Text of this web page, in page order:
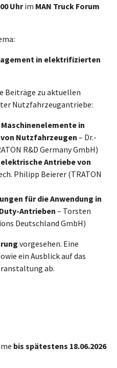
Uhrim MAN Truck Forum
in elektrifizierten
Beiträge zu aktuellen
Nutzfahrzeugantriebe:
in
Nutzfahrzeugen – Dr.-
R&D Germany GmbH)
Antriebe von
Philipp Beierer (TRATON
für die Anwendung in
Antrieben – Torsten
Deutschland GmbH)
vorgesehen. Eine
ein Ausblick auf das
ab.
bis spätestens 18.06.2026